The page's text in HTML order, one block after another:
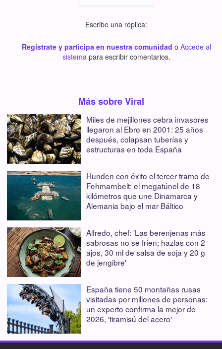
Escribe una réplica:
Regístrate y participa en nuestra comunidad o Accede al
sistemapara escribir comentarios.
Más sobre Viral
Miles de mejillones cebra invasores
llegaron al Ebro en 2001: 25 años
después, colapsan tuberías y
estructuras en toda España
Hunden con éxito el tercer tramo de
Fehmarnbelt: el megatúnel de 18
kilómetros que une Dinamarca y
Alemania bajo el mar Báltico
Alfredo, chef: 'Las berenjenas más
sabrosas no se fríen; hazlas con 2
ajos, 30 ml de salsa de soja y 20 g
de jengibre'
España tiene 50 montañas rusas
visitadas por millones de personas:
un experto confirma la mejor de
2026, 'tiramisú del acero'